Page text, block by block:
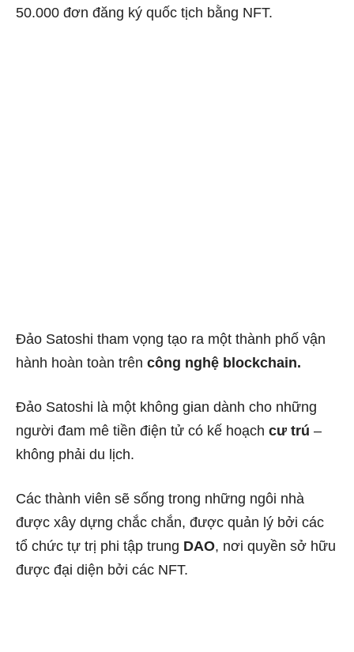
50.000 đơn đăng ký quốc tịch bằng NFT.
Đảo Satoshi tham vọng tạo ra một thành phố vận
hành hoàn toàn trên công nghệ blockchain.
Đảo Satoshi là một không gian dành cho những
người đam mê tiền điện tử có kế hoạch cư trú –
không phải du lịch.
Các thành viên sẽ sống trong những ngôi nhà
được xây dựng chắc chắn, được quản lý bởi các
tổ chức tự trị phi tập trung DAO, nơi quyền sở hữu
được đại diện bởi các NFT.